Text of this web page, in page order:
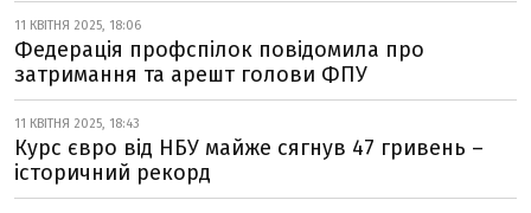
11 КВІТНЯ 2025, 18:06
Федерація профспілок повідомила про
затримання та арешт голови ФПУ
11 КВІТНЯ 2025, 18:43
Курс євро від НБУ майже сягнув 47 гривень –
історичний рекорд